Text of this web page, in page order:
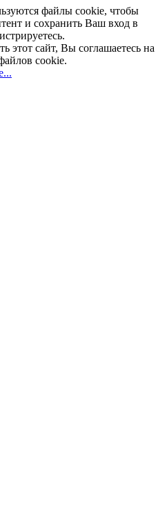
файлы cookie, чтобы
и сохранить Ваш вход в
этот сайт, Вы соглашаетесь на
cookie.